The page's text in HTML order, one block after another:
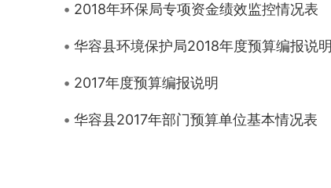
2018年环保局专项资金绩效监控情况表
华容县环境保护局2018年度预算编报说明
2017年度预算编报说明
华容县2017年部门预算单位基本情况表